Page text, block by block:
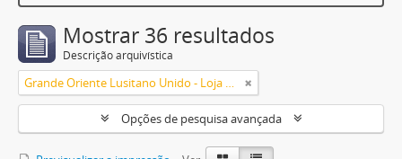
Mostrar 36 resultados
Descrição arquivística
Grande Oriente Lusitano Unido - Loja Estrela Do Sul (Olhão)
Opções de pesquisa avançada